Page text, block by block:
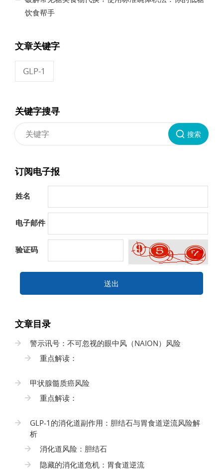
饮食帮手
文章关键字
GLP-1
关键字搜寻
搜索
订阅电子报
姓名
电子邮件
验证码
送出
文章目录
警示讯号：不可忽视的眼中风（NAION）风险
重点解读：
甲状腺髓质癌风险
重点解读：
GLP-1的消化道副作用：胆结石与胃食道逆流风险解
析
消化道风险：胆结石
隐藏的消化道危机：胃食道逆流